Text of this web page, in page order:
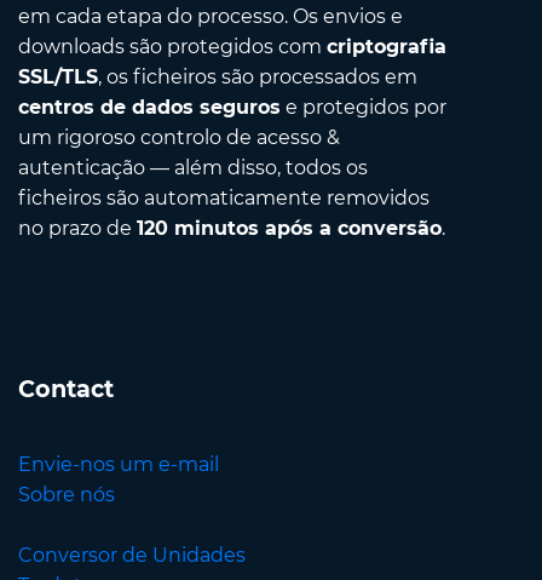
em cada etapa do processo. Os envios e
downloads são protegidos com criptografia
SSL/TLS, os ficheiros são processados em
centros de dados seguros e protegidos por
um rigoroso controlo de acesso &
autenticação — além disso, todos os
ficheiros são automaticamente removidos
no prazo de 120 minutos após a conversão.
Contact
Envie-nos um e-mail
Sobre nós
Conversor de Unidades